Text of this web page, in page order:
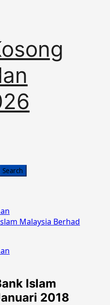
Malaysia Berhad
Islam
2018